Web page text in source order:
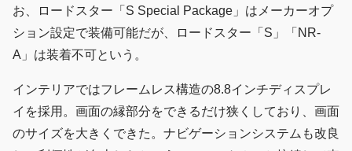
お、ロードスター「S Special Package」はメーカーオプ
ション設定で装備可能だが、ロードスター「S」「NR-
A」は装着不可という。
インテリアではフレームレス構造の8.8インチディスプレ
イを採用。画面の縁部分をできるだけ狭くしており、画面
のサイズを大きくできた。ナビゲーションシステムも改良